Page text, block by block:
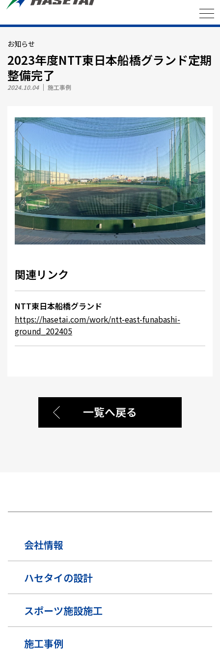
お知らせ
2023年度NTT東日本船橋グランド定期
整備完了
2024.10.04 施工事例
関連リンク
NTT東日本船橋グランド
https://hasetai.com/work/ntt-east-funabashi-
ground_202405
一覧へ戻る
会社情報
ハセタイの設計
スポーツ施設施工
施工事例